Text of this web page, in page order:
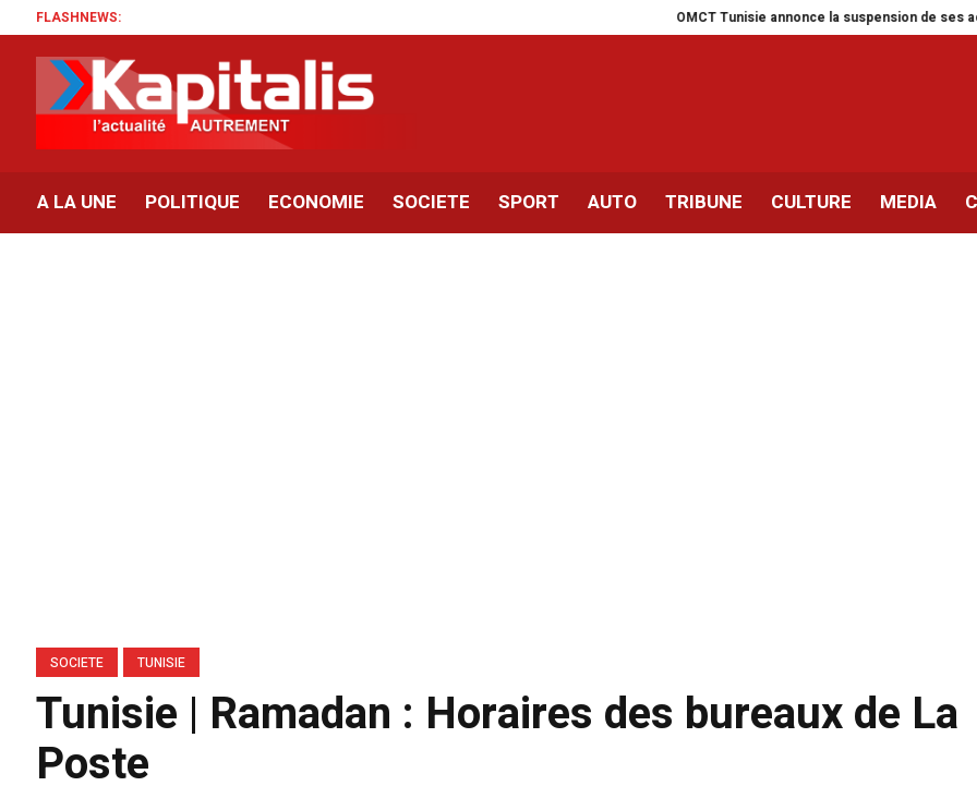
FLASHNEWS: OMCT Tunisie annonce la suspension de ses activités
A LA UNE POLITIQUE ECONOMIE SOCIETE SPORT AUTO TRIBUNE CULTURE MEDIA
SOCIETE TUNISIE
Tunisie | Ramadan : Horaires des bureaux de La
Poste